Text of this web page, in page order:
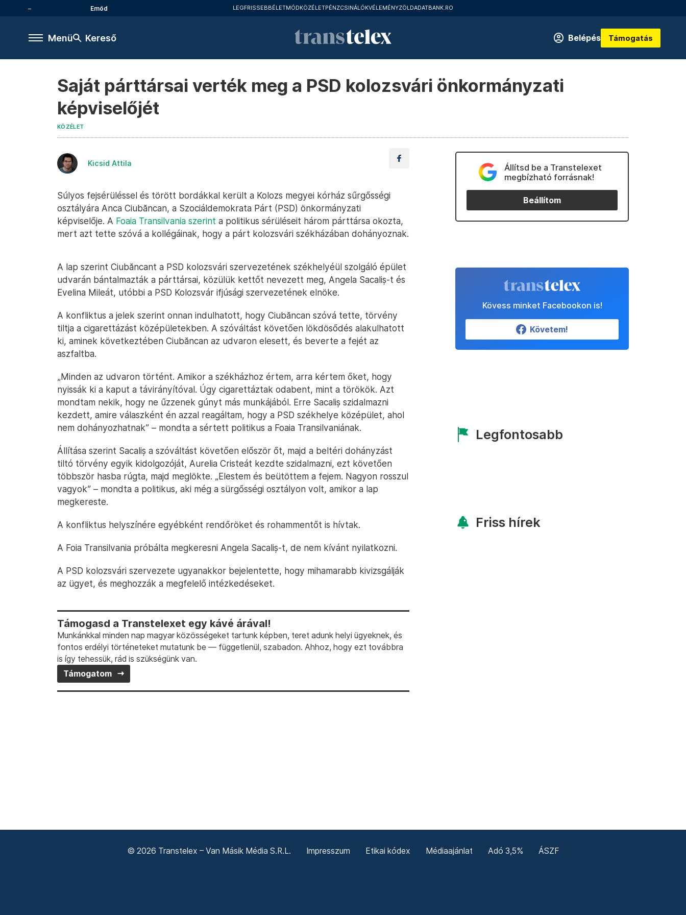
Emőd LEGFRISSEBBÉLETMÓDKÖZÉLETPÉNZCSINÁLÓKVÉLEMÉNYZÖLDADATBANK.RO
Menü Kereső Belépés Támogatás
Saját párttársai verték meg a PSD kolozsvári önkormányzati
képviselőjét
KÖZÉLET
Kicsid Attila
Súlyos fejsérüléssel és törött bordákkal került a Kolozs megyei kórház sűrgősségi
osztályára Anca Ciubăncan, a Szociáldemokrata Párt (PSD) önkormányzati
képviselője. A Foaia Transilvania szerint a politikus sérüléseit három párttársa okozta,
mert azt tette szóvá a kollégáinak, hogy a párt kolozsvári székházában dohányoznak.
A lap szerint Ciubăncant a PSD kolozsvári szervezetének székhelyéül szolgáló épület
udvarán bántalmazták a párttársai, közülük kettőt nevezett meg, Angela Sacaliș-t és
Evelina Mileát, utóbbi a PSD Kolozsvár ifjúsági szervezetének elnöke.
A konfliktus a jelek szerint onnan indulhatott, hogy Ciubăncan szóvá tette, törvény
tiltja a cigarettázást középületekben. A szóváltást követően lökdösődés alakulhatott
ki, aminek következtében Ciubăncan az udvaron elesett, és beverte a fejét az
aszfaltba.
„Minden az udvaron történt. Amikor a székházhoz értem, arra kértem őket, hogy
nyissák ki a kaput a távirányítóval. Úgy cigarettáztak odabent, mint a törökök. Azt
mondtam nekik, hogy ne űzzenek gúnyt más munkájából. Erre Sacaliș szidalmazni
kezdett, amire válaszként én azzal reagáltam, hogy a PSD székhelye középület, ahol
nem dohányozhatnak” – mondta a sértett politikus a Foaia Transilvaniának.
Állítása szerint Sacaliș a szóváltást követően először őt, majd a beltéri dohányzást
tiltó törvény egyik kidolgozóját, Aurelia Cristeát kezdte szidalmazni, ezt követően
többször hasba rúgta, majd meglökte. „Elestem és beütöttem a fejem. Nagyon rosszul
vagyok” – mondta a politikus, aki még a sürgősségi osztályon volt, amikor a lap
megkereste.
A konfliktus helyszínére egyébként rendőröket és rohammentőt is hívtak.
A Foia Transilvania próbálta megkeresni Angela Sacaliș-t, de nem kívánt nyilatkozni.
A PSD kolozsvári szervezete ugyanakkor bejelentette, hogy mihamarabb kivizsgálják
az ügyet, és meghozzák a megfelelő intézkedéseket.
Támogasd a Transtelexet egy kávé árával!
Munkánkkal minden nap magyar közösségeket tartunk képben, teret adunk helyi ügyeknek, és
fontos erdélyi történeteket mutatunk be — függetlenül, szabadon. Ahhoz, hogy ezt továbbra
is így tehessük, rád is szükségünk van.
Támogatom
Állítsd be a Transtelexet
megbízható forrásnak!
Beállítom
Kövess minket Facebookon is!
Követem!
Legfontosabb
Friss hírek
© 2026 Transtelex – Van Másik Média S.R.L. Impresszum Etikai kódex Médiaajánlat Adó 3,5% ÁSZF